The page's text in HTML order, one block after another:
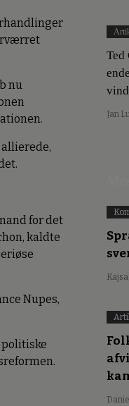
nu
for det
kaldte
Nupes,
Ted
Jan